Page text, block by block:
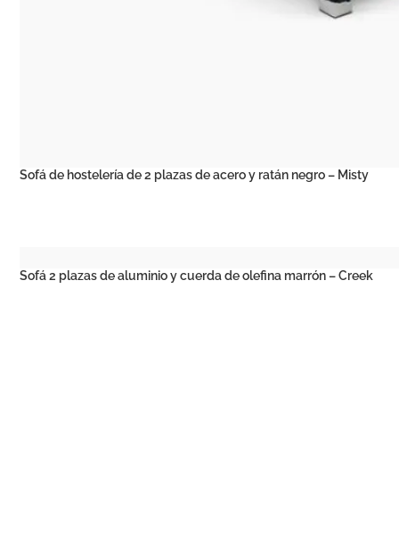
Sofá de hostelería de 2 plazas de acero y ratán negro – Misty
Sofá 2 plazas de aluminio y cuerda de olefina marrón – Creek